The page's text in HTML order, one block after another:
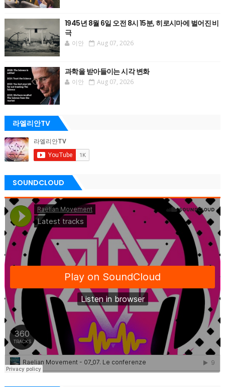
1945년 8월 6일 오전 8시 15분, 히로시마에 벌어진 비
극
이안 Aug 07, 2026
과학을 받아들이는 시각 변화
이안 Aug 07, 2026
라엘리안TV
SOUNDCLOUD